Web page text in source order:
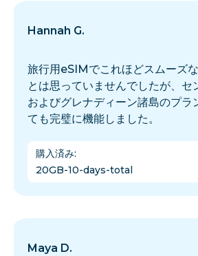
Hannah G.
旅行用eSIMでこれほどスムーズ
とは思っていませんでしたが、セ
およびグレナディーン諸島のプラ
ても完璧に機能しました。
購入済み:
20GB-10-days-total
Maya D.